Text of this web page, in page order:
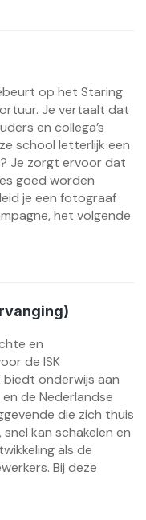
op het Staring
Je vertaalt dat
en collega’s
school letterlijk een
Je zorgt ervoor dat
goed worden
je een fotograaf
het volgende
en
de ISK
biedt onderwijs aan
de Nederlandse
die zich thuis
kan schakelen en
als de
Bij deze